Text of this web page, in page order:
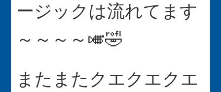
ージックは流れてます
～～～～🎺🤣
またまたクエクエクエ